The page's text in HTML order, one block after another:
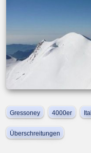
Gressoney 4000er
Überschreitungen